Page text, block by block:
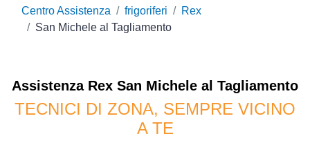
Centro Assistenza frigoriferi
Rex
San Michele al Tagliamento
Assistenza Rex San Michele al Tagliamento
TECNICI DI ZONA, SEMPRE VICINO
A TE